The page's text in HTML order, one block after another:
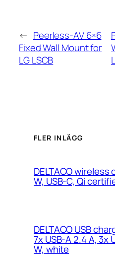
← Peerless-AV 6×6
Fixed Wall Mount for
LG LSCB
FLER INLÄGG
DELTACO wireless
W, USB-C, Qi
DELTACO USB
7x USB-A 2.4 A, 3x
W, white